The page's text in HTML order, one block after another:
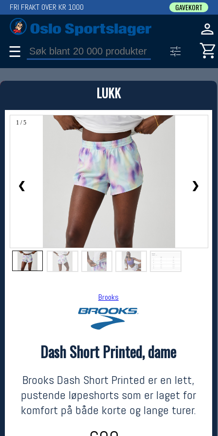
LUKK
1 / 5
❮ ❯
Brooks
Dash Short Printed, dame
Brooks Dash Short Printed er en lett,
pustende løpeshorts som er laget for
komfort på både korte og lange turer.
FRI FRAKT OVER KR 1000 GAVEKORT
☰
PRODUKT
Produkter (1)
Bruk filter til å spisse søket
Brooks
kr 600